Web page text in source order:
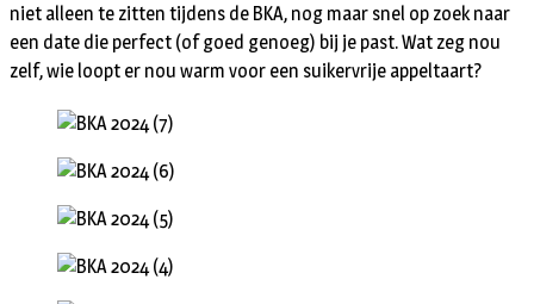
niet alleen te zitten tijdens de BKA, nog maar snel op zoek naar
een date die perfect (of goed genoeg) bij je past. Wat zeg nou
zelf, wie loopt er nou warm voor een suikervrije appeltaart?